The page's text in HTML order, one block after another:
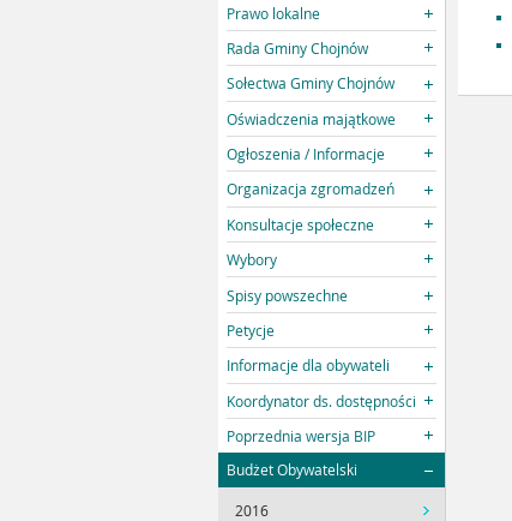
Prawo lokalne
Rada Gminy Chojnów
Sołectwa Gminy Chojnów
Oświadczenia majątkowe
Ogłoszenia / Informacje
Organizacja zgromadzeń
Konsultacje społeczne
Wybory
Spisy powszechne
Petycje
Informacje dla obywateli
Koordynator ds. dostępności
Poprzednia wersja BIP
Budżet Obywatelski
2016